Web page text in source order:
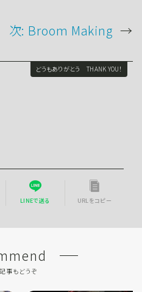
次: Broom Making →
どうもありがとう THANK YOU！
LINEで送る URLをコピー
事もどうぞ